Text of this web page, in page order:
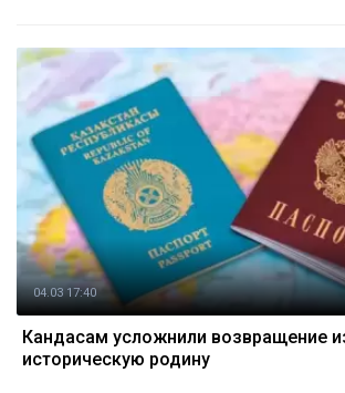
04.03 17:40
Кандасам усложнили возвращение
историческую родину